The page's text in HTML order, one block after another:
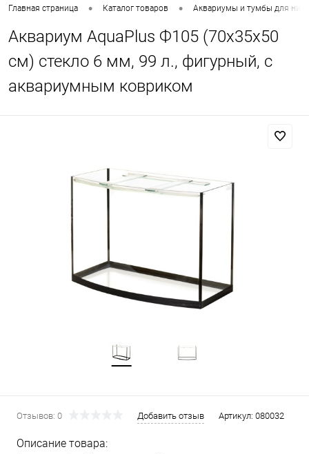
Главная страница • Каталог товаров • Аквариумы и тумбы для них
Аквариум AquaPlus Ф105 (70x35x50
см) стекло 6 мм, 99 л., фигурный, с
аквариумным ковриком
Отзывов: 0 Добавить отзыв Артикул: 080032
Описание товара: